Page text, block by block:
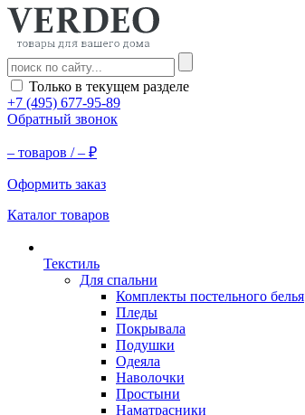
Только в текущем разделе
+7 (495) 677-95-89
Обратный звонок
– товаров /– ₽
Оформить заказ
Каталог товаров
Текстиль
Для спальни
Комплекты постельного белья
Пледы
Покрывала
Подушки
Одеяла
Наволочки
Простыни
Наматрасники